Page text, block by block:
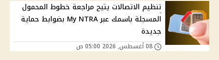
تنظيم الاتصالات يتيح مراجعة خطوط المحمول
المسجلة باسمك عبر My NTRA بضوابط حماية
جديدة